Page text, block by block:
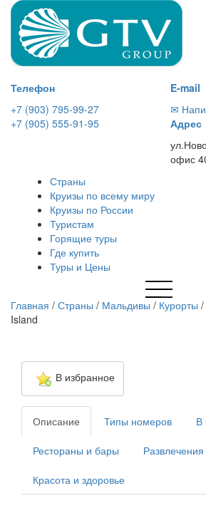
Телефон
+7 (903) 795-99-27
+7 (905) 555-91-95
E-mail
✉
Адрес
офис
Страны
Круизы по всему миру
Круизы по России
Туристам
Горящие туры
Где купить
Туры и Цены
Главная / Страны / Мальдивы / Курорты /
Island
В избранное
Описание Типы номеров В
Рестораны и бары Развлечения
Красота и здоровье